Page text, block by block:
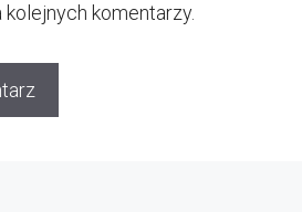
komentarzy.